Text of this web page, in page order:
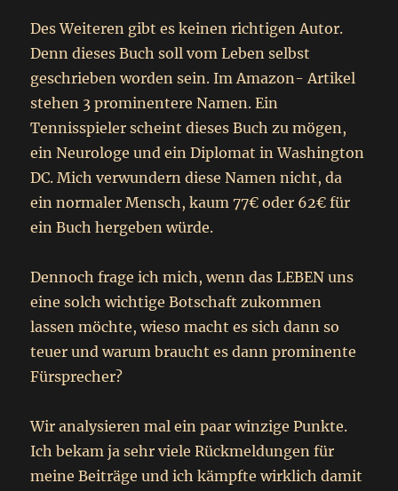
Des Weiteren gibt es keinen richtigen Autor.
Denn dieses Buch soll vom Leben selbst
geschrieben worden sein. Im Amazon- Artikel
stehen 3 prominentere Namen. Ein
Tennisspieler scheint dieses Buch zu mögen,
ein Neurologe und ein Diplomat in Washington
DC. Mich verwundern diese Namen nicht, da
ein normaler Mensch, kaum 77€ oder 62€ für
ein Buch hergeben würde.
Dennoch frage ich mich, wenn das LEBEN uns
eine solch wichtige Botschaft zukommen
lassen möchte, wieso macht es sich dann so
teuer und warum braucht es dann prominente
Fürsprecher?
Wir analysieren mal ein paar winzige Punkte.
Ich bekam ja sehr viele Rückmeldungen für
meine Beiträge und ich kämpfte wirklich damit